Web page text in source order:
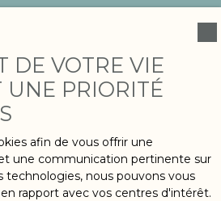
DE VOTRE VIE
UNE PRIORITÉ
afin de vous offrir une
une communication pertinente sur
technologies, nous pouvons vous
rapport avec vos centres d'intérêt.